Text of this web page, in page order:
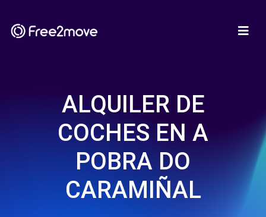
ALQUILER DE
COCHES EN A
POBRA DO
CARAMIÑAL